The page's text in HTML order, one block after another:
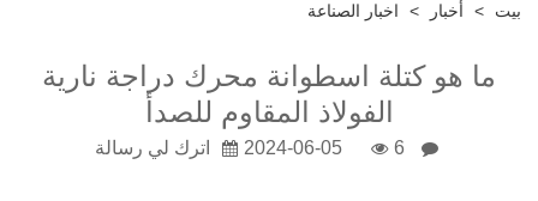
بيت > أخبار > اخبار الصناعة
ما هو كتلة اسطوانة محرك دراجة نارية
الفولاذ المقاوم للصدأ
2024-06-05 6 اترك لي رسالة